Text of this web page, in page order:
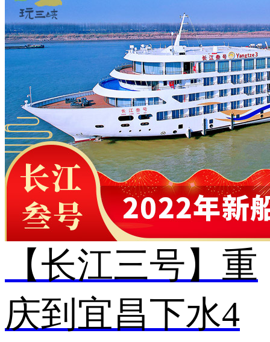
【长江三号】重
庆到宜昌下水4